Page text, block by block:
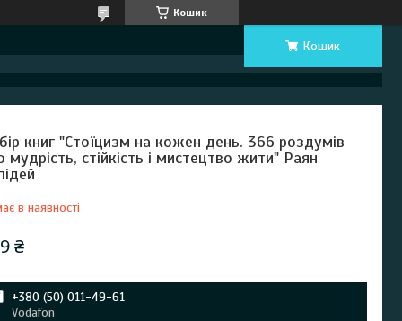
Кошик
Кошик
книг "Стоїцизм на кожен день. 366 роздумів
мудрість, стійкість і мистецтво жити" Раян
в наявності
₴
+380 (50) 011-49-61
Vodafon